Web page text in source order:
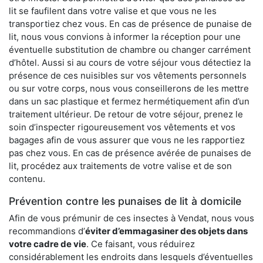
lit se faufilent dans votre valise et que vous ne les
transportiez chez vous. En cas de présence de punaise de
lit, nous vous convions à informer la réception pour une
éventuelle substitution de chambre ou changer carrément
d’hôtel. Aussi si au cours de votre séjour vous détectiez la
présence de ces nuisibles sur vos vêtements personnels
ou sur votre corps, nous vous conseillerons de les mettre
dans un sac plastique et fermez hermétiquement afin d’un
traitement ultérieur. De retour de votre séjour, prenez le
soin d’inspecter rigoureusement vos vêtements et vos
bagages afin de vous assurer que vous ne les rapportiez
pas chez vous. En cas de présence avérée de punaises de
lit, procédez aux traitements de votre valise et de son
contenu.
Prévention contre les punaises de lit à domicile
Afin de vous prémunir de ces insectes à Vendat, nous vous
recommandions d’éviter d’emmagasiner des objets dans
votre cadre de vie. Ce faisant, vous réduirez
considérablement les endroits dans lesquels d’éventuelles